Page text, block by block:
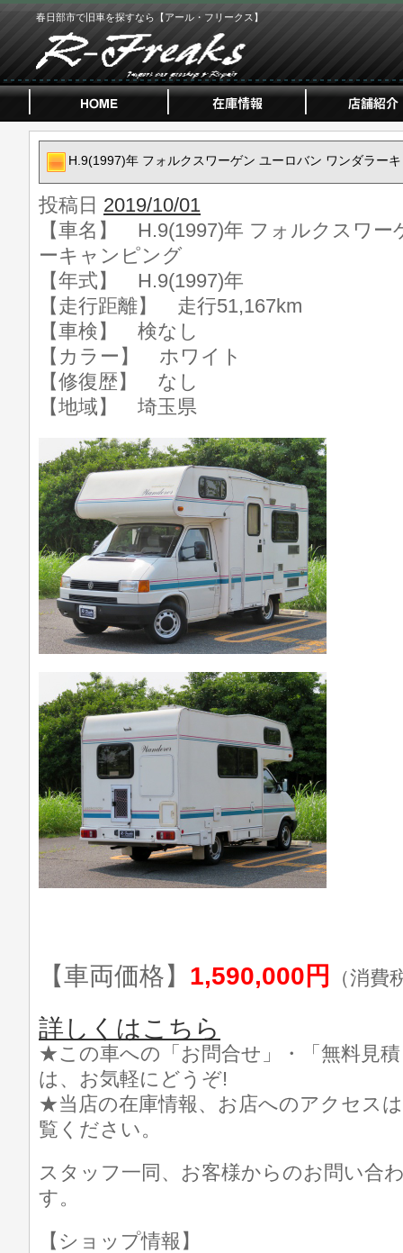
春日部市で旧車を探すなら【アール・フリークス】
H.9(1997)年 フォルクスワーゲン ユーロバン ワンダラー
投稿日 2019/10/01
【車名】 H.9(1997)年 フォルクスワ
ーキャンピング
【年式】 H.9(1997)年
【走行距離】 走行51,167km
【車検】 検なし
【カラー】 ホワイト
【修復歴】 なし
【地域】 埼玉県
【車両価格】 1,590,000円 （消費
詳しくはこちら
★この車への「お問合せ」・「無料見
は、お気軽にどうぞ!
★当店の在庫情報、お店へのアクセス
覧ください。
スタッフ一同、お客様からのお問い合
す。
【ショップ情報】